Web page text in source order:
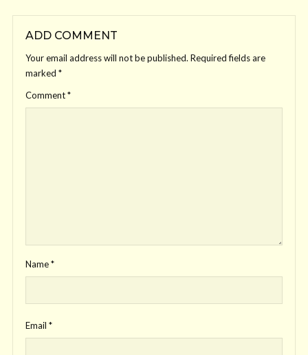
ADD COMMENT
Your email address will not be published. Required fields are
marked *
Comment*
Name*
Email *